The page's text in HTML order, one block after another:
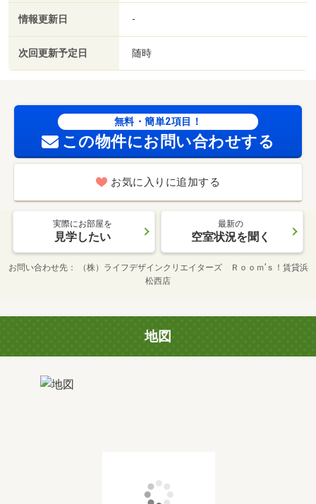
情報更新日 -
次回更新予定日 随時
無料・簡単2項目！
この物件にお問い合わせする
お気に入りに追加する
実際にお部屋を
見学したい
最新の
空室状況を聞く
お問い合わせ先
（株）ライフデザインクリエイターズ Ｒｏｏｍ’ｓ！賃貸浜
松西店
地図